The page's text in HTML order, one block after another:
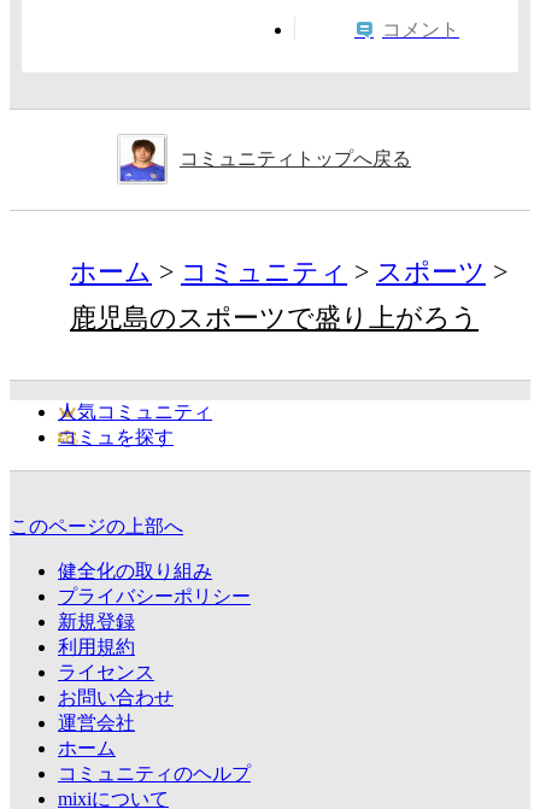
コメント
コミュニティトップへ戻る
ホーム コミュニティ
スポーツ
鹿児島のスポーツで盛り上がろう
人気コミュニティ
コミュを探す
このページの上部へ
健全化の取り組み
プライバシーポリシー
新規登録
利用規約
ライセンス
お問い合わせ
運営会社
ホーム
コミュニティのヘルプ
mixiについて